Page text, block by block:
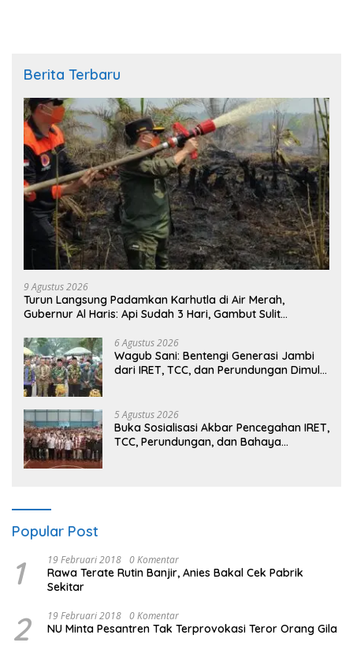
Berita Terbaru
9 Agustus 2026
Turun Langsung Padamkan Karhutla di Air Merah,
Gubernur Al Haris: Api Sudah 3 Hari, Gambut Sulit
6 Agustus 2026
Wagub Sani: Bentengi Generasi Jambi
dari IRET, TCC, dan Perundungan Dimulai
5 Agustus 2026
Buka Sosialisasi Akbar Pencegahan IRET,
TCC, Perundungan, dan Bahaya
Popular Post
1 19 Februari 2018 0 Komentar
Rawa Terate Rutin Banjir, Anies Bakal Cek Pabrik
Sekitar
2 19 Februari 2018 0 Komentar
NU Minta Pesantren Tak Terprovokasi Teror Orang Gila